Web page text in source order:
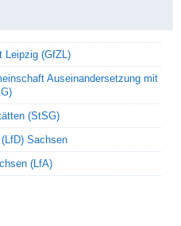
Leipzig (GfZL)
Auseinandersetzung mit
(StSG)
(LfD) Sachsen
(LfA)